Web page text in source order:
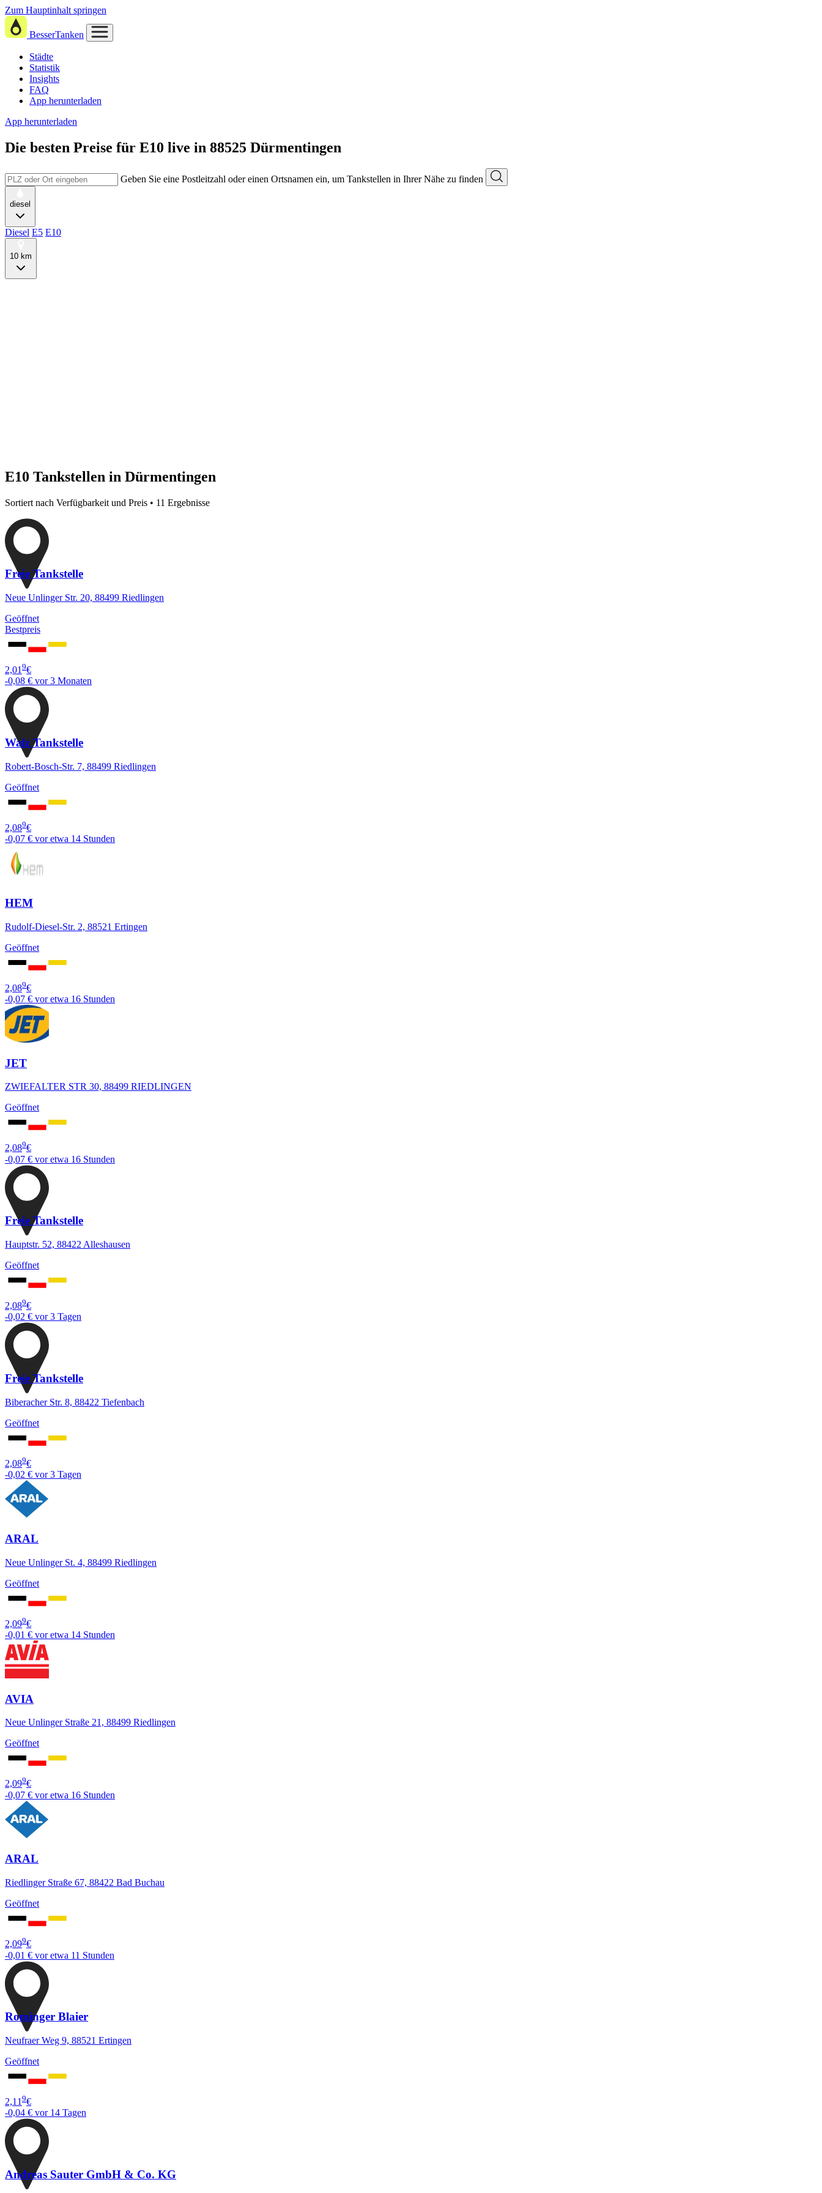
Zum Hauptinhalt springen
BesserTanken
Städte
Statistik
Insights
FAQ
App herunterladen
App herunterladen
Die besten Preise für E10 live in 88525 Dürmentingen
Geben Sie eine Postleitzahl oder einen Ortsnamen ein, um Tankstellen in Ihrer Nähe zu finden
diesel
Diesel E5 E10
10 km
E10 Tankstellen in Dürmentingen
Sortiert nach Verfügbarkeit und Preis • 11 Ergebnisse
Freie Tankstelle
Neue Unlinger Str. 20, 88499 Riedlingen
Geöffnet
Bestpreis
2,01 9€
-0,08 € vor 3 Monaten
Walz Tankstelle
Robert-Bosch-Str. 7, 88499 Riedlingen
Geöffnet
2,089€
-0,07 € vor etwa 14 Stunden
HEM
Rudolf-Diesel-Str. 2, 88521 Ertingen
Geöffnet
2,089€
-0,07 € vor etwa 16 Stunden
JET
ZWIEFALTER STR 30, 88499 RIEDLINGEN
Geöffnet
2,089€
-0,07 € vor etwa 16 Stunden
Freie Tankstelle
Hauptstr. 52, 88422 Alleshausen
Geöffnet
2,089€
-0,02 € vor 3 Tagen
Freie Tankstelle
Biberacher Str. 8, 88422 Tiefenbach
Geöffnet
2,089€
-0,02 € vor 3 Tagen
ARAL
Neue Unlinger St. 4, 88499 Riedlingen
Geöffnet
2,099€
-0,01 € vor etwa 14 Stunden
AVIA
Neue Unlinger Straße 21, 88499 Riedlingen
Geöffnet
2,099€
-0,07 € vor etwa 16 Stunden
ARAL
Riedlinger Straße 67, 88422 Bad Buchau
Geöffnet
2,099€
-0,01 € vor etwa 11 Stunden
Rominger Blaier
Neufraer Weg 9, 88521 Ertingen
Geöffnet
2,11 9€
-0,04 € vor 14 Tagen
Andreas Sauter GmbH & Co. KG